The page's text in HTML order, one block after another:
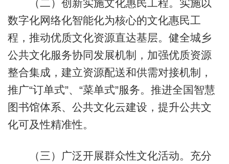
（二）创新实施文化惠民工程。实施以
数字化网络化智能化为核心的文化惠民工
程，推动优质文化资源直达基层。健全城乡
公共文化服务协同发展机制，加强优质资源
整合集成，建立资源配送和供需对接机制，
推广“订单式”、“菜单式”服务。推进全国智慧
图书馆体系、公共文化云建设，提升公共文
化可及性精准性。
（三）广泛开展群众性文化活动。充分